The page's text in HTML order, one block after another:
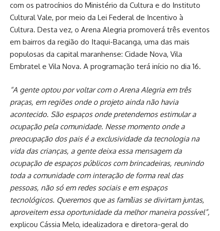
com os patrocínios do Ministério da Cultura e do Instituto
Cultural Vale, por meio da Lei Federal de Incentivo à
Cultura. Desta vez, o Arena Alegria promoverá três eventos
em bairros da região do Itaqui-Bacanga, uma das mais
populosas da capital maranhense: Cidade Nova, Vila
Embratel e Vila Nova. A programação terá início no dia 16.
“A gente optou por voltar com o Arena Alegria em três
praças, em regiões onde o projeto ainda não havia
acontecido. São espaços onde pretendemos estimular a
ocupação pela comunidade. Nesse momento onde a
preocupação dos pais é a exclusividade da tecnologia na
vida das crianças, a gente deixa essa mensagem da
ocupação de espaços públicos com brincadeiras, reunindo
toda a comunidade com interação de forma real das
pessoas, não só em redes sociais e em espaços
tecnológicos. Queremos que as famílias se divirtam juntas,
aproveitem essa oportunidade da melhor maneira possível”,
explicou Cássia Melo, idealizadora e diretora-geral do